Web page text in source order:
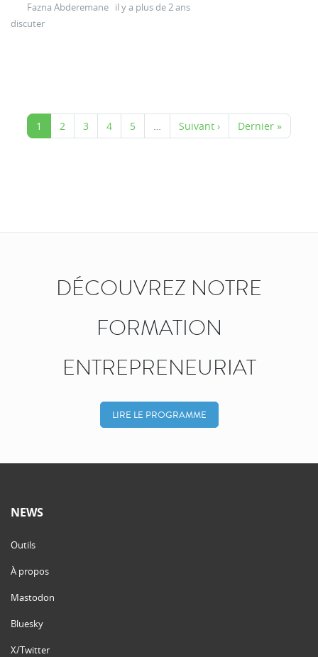
Fazna Abderemane il y a plus de 2 ans
discuter
1 2 3 4 5 Suivant › Dernier »
DÉCOUVREZ NOTRE
FORMATION
ENTREPRENEURIAT
LIRE LE PROGRAMME
NEWS
Outils
À propos
Mastodon
Bluesky
X/Twitter